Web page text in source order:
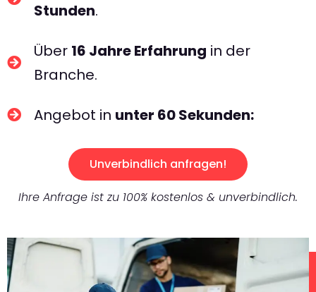
Stunden.
Über 16 Jahre Erfahrung in der
Branche.
Angebot in unter 60 Sekunden:
Unverbindlich anfragen!
Ihre Anfrage ist zu 100% kostenlos & unverbindlich.